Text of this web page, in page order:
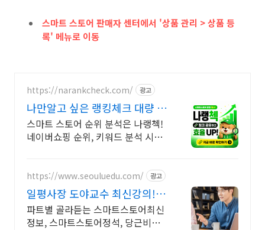
스마트 스토어 판매자 센터에서 '상품 관리 > 상품 등
록' 메뉴로 이동
https://narankcheck.com/ 광고
나만알고 싶은 랭킹체크 대량 키
워드 분석
스마트 스토어 순위 분석은 나랭첵!
네이버쇼핑 순위, 키워드 분석 시스
https://www.seouluedu.com/ 광고
일평사장 도야교수 최신강의!
스마트스토어정석
파트별 골라듣는 스마트스토어최신
정보, 스마트스토어정석, 당근비지